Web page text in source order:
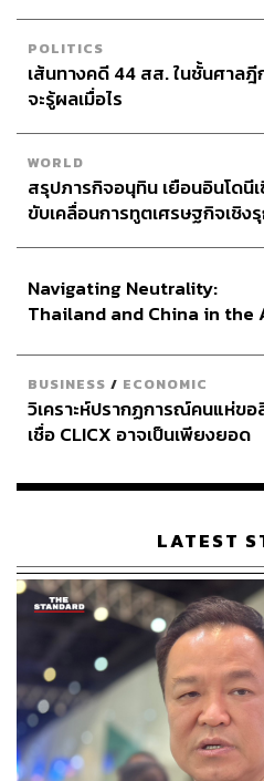
POLITICS
เส้นทางคดี 44 สส. ในชั้นศาลฎี
จะรู้ผลเมื่อไร
WORLD
สรุปภารกิจอนุทิน เยือนอินโดนี
ขับเคลื่อนการทูตเศรษฐกิจเชิง
Navigating Neutrality:
Thailand and China in the
BUSINESS / ECONOMIC
วิเคราะห์ปรากฏการณ์คนแห่ข
เชื่อ CLICX อาจเป็นเพียงยอด
เรือนไทยที่ถูกซุกไว้
LATEST